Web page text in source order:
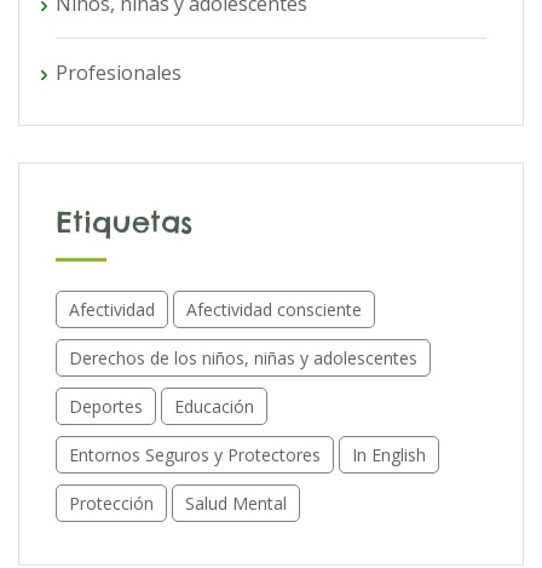
Profesionales
Etiquetas
Afectividad Afectividad consciente
Derechos de los niños, niñas y adolescentes
Deportes Educación
Entornos Seguros y Protectores In English
Protección Salud Mental